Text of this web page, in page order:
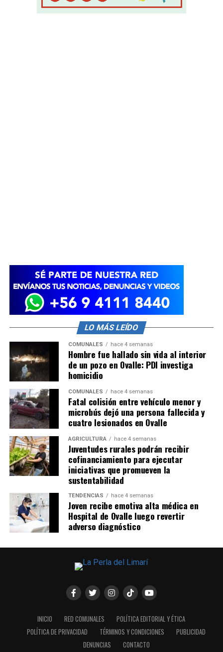
LO MÁS LEÍDO
COMUNALES hace 4 semanas
Hombre fue hallado sin vida al interior
de un pozo en Ovalle: PDI investiga
homicidio
COMUNALES hace 4 semanas
Fatal colisión entre vehículo menor y
microbús dejó una persona fallecida y
cuatro lesionados en Ovalle
AGRICULTURA hace 4 semanas
Juventudes rurales podrán recibir
cofinanciamiento para ejecutar
iniciativas que promueven la
sustentabilidad
TENDENCIAS hace 4 semanas
Joven recibe emotiva alta médica en
Hospital de Ovalle luego revertir
adverso diagnóstico
INICIO RED COMUNALES
POLÍTICA EDITORIAL Y ÉTICA
POLÍTICA DE PRIVACIDAD
TÉRMINOS Y CONDICIONES
PUBLICIDAD
DENUNCIAS
CONTACTO